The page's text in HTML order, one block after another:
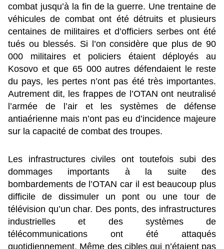
combat jusqu’à la fin de la guerre. Une trentaine de
véhicules de combat ont été détruits et plusieurs
centaines de militaires et d’officiers serbes ont été
tués ou blessés. Si l’on considère que plus de 90
000 militaires et policiers étaient déployés au
Kosovo et que 65 000 autres défendaient le reste
du pays, les pertes n’ont pas été très importantes.
Autrement dit, les frappes de l’OTAN ont neutralisé
l’armée de l’air et les systèmes de défense
antiaérienne mais n’ont pas eu d’incidence majeure
sur la capacité de combat des troupes.
Les infrastructures civiles ont toutefois subi des
dommages importants à la suite des
bombardements de l’OTAN car il est beaucoup plus
difficile de dissimuler un pont ou une tour de
télévision qu’un char. Des ponts, des infrastructures
industrielles et des systèmes de
télécommunications ont été attaqués
quotidiennement. Même des cibles qui n’étaient pas